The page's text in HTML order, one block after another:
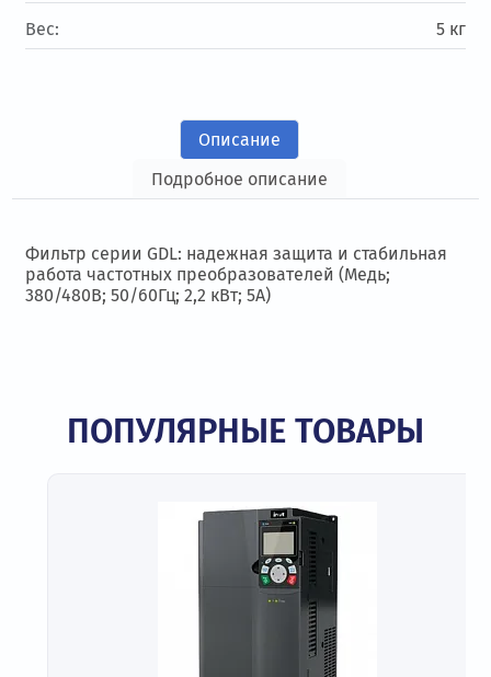
Вес: 5 кг
Описание
Подробное описание
Фильтр серии GDL: надежная защита и стабильная
работа частотных преобразователей (Медь;
380/480В; 50/60Гц; 2,2 кВт; 5А)
ПОПУЛЯРНЫЕ ТОВАРЫ